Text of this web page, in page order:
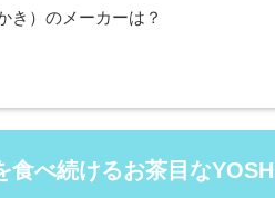
き）のメーカーは？
食べ続けるお茶目な